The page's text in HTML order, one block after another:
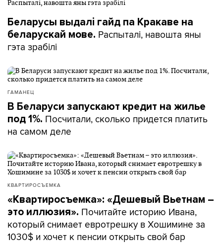
Беларусы выдалі гайд па Кракаве на
беларускай мове. Распыталі, навошта яны
гэта зрабілі
ГАМАНЕЦ
В Беларуси запускают кредит на жилье
под 1%. Посчитали, сколько придется платить
на самом деле
КВАРТИРОСЪЕМКА
«Квартиросъемка»: «Дешевый Вьетнам –
это иллюзия». Почитайте историю Ивана,
который снимает евротрешку в Хошимине за
1030$ и хочет к пенсии открыть свой бар